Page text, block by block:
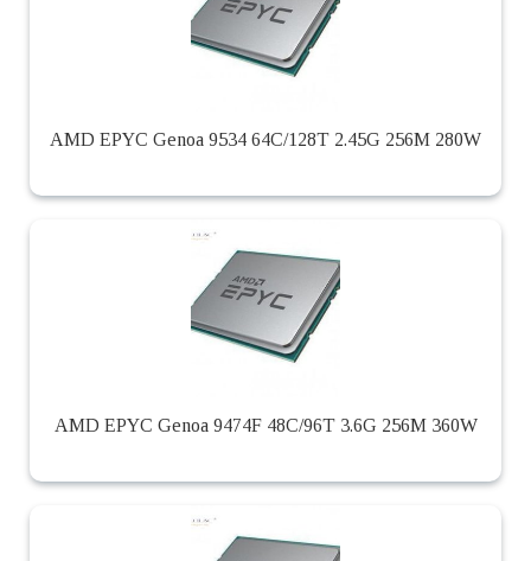
AMD EPYC Genoa 9534 64C/128T 2.45G 256M 280W
AMD EPYC Genoa 9474F 48C/96T 3.6G 256M 360W